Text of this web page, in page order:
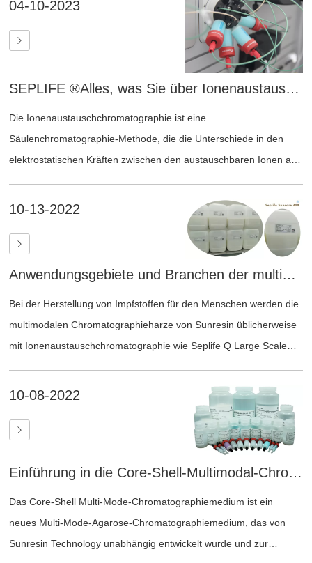
werden üblicherweise als Trockenpulver gelagert und müssen vor
dem Gebrauch gequollen werden. Sie finden breite Anwendung
bei niedermolekularen Proteinen wie Prothrombin und
niedermolekularem Heparin.
04-10-2023
SEPLIFE ®Alles, was Sie über Ionenaustauschchromatographie wissen müssen
Die Ionenaustauschchromatographie ist eine
Säulenchromatographie-Methode, die die Unterschiede in den
elektrostatischen Kräften zwischen den austauschbaren Ionen am
Medium nutzt und die Trennung durch ein Austauschgleichgewicht
erreicht. Sie zeichnet sich durch hohe Empfindlichkeit,
Reproduzierbarkeit, gute Selektivität und schnelle
häufigsten angewandten Chromatographie-Methoden.
10-13-2022
Anwendungsgebiete und Branchen der multimodalen Chromatographiemedien von Sunresin
Bei der Herstellung von Impfstoffen für den Menschen werden die
multimodalen Chromatographieharze von Sunresin üblicherweise
mit Ionenaustauschchromatographie wie Seplife Q Large Scale
den gesamten Reinigungsprozess abzuschließen.
10-08-2022
Einführung in die Core-Shell-Multimodal-Chromatographiemedien von Sunresin
Das Core-Shell Multi-Mode-Chromatographiemedium ist ein
neues Multi-Mode-Agarose-Chromatographiemedium, das von
Sunresin Technology unabhängig entwickelt wurde und zur